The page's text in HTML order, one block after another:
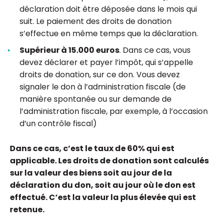
déclaration doit être déposée dans le mois qui
suit. Le paiement des droits de donation
s’effectue en même temps que la déclaration.
Supérieur à 15.000 euros. Dans ce cas, vous
devez déclarer et payer l’impôt, qui s’appelle
droits de donation, sur ce don. Vous devez
signaler le don à l’administration fiscale (de
manière spontanée ou sur demande de
l’administration fiscale, par exemple, à l’occasion
d’un contrôle fiscal)
Dans ce cas, c’est le taux de 60% qui est
applicable. Les droits de donation sont calculés
sur la valeur des biens soit au jour de la
déclaration du don, soit au jour où le don est
effectué. C’est la valeur la plus élevée qui est
retenue.